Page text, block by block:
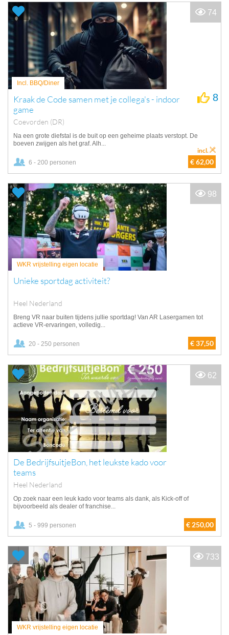
Incl. BBQ/Diner
Kraak de Code samen met je collega's - indoor
game
Coevorden (DR)
8
Na een grote diefstal is de buit op een geheime plaats verstopt. De
boeven zwijgen als het graf. Alh...
6 - 200 personen € 62,00
incl.
74
WKR vrijstelling eigen locatie
Unieke sportdag activiteit?
Heel Nederland
Breng VR naar buiten tijdens jullie sportdag! Van AR Lasergamen tot
actieve VR-ervaringen, volledig...
20 - 250 personen € 37,50
98
De BedrijfsuitjeBon, het leukste kado voor
teams
Heel Nederland
Op zoek naar een leuk kado voor teams als dank, als Kick-off of
bijvoorbeeld als dealer of franchise...
5 - 999 personen € 250,00
62
WKR vrijstelling eigen locatie
733